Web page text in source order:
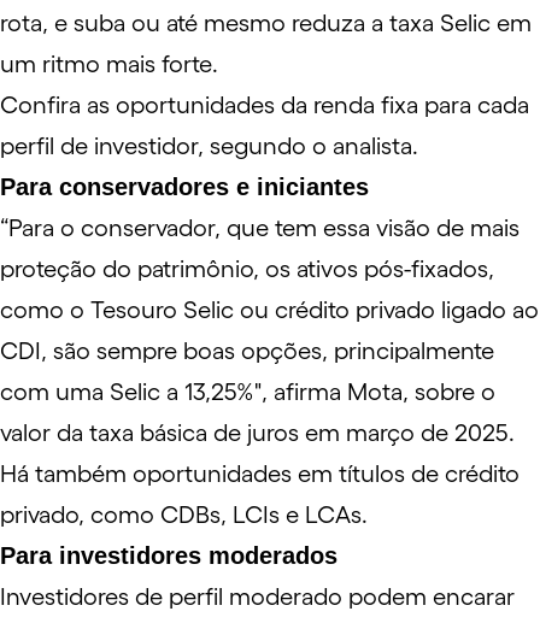
rota, e suba ou até mesmo reduza a taxa Selic em
um ritmo mais forte.
Confira as oportunidades da renda fixa para cada
perfil de investidor, segundo o analista.
Para conservadores e iniciantes
“Para o conservador, que tem essa visão de mais
proteção do patrimônio, os ativos pós-fixados,
como o Tesouro Selic ou crédito privado ligado ao
CDI, são sempre boas opções, principalmente
com uma Selic a 13,25%", afirma Mota, sobre o
valor da taxa básica de juros em março de 2025.
Há também oportunidades em títulos de crédito
privado, como CDBs, LCIs e LCAs.
Para investidores moderados
Investidores de perfil moderado podem encarar